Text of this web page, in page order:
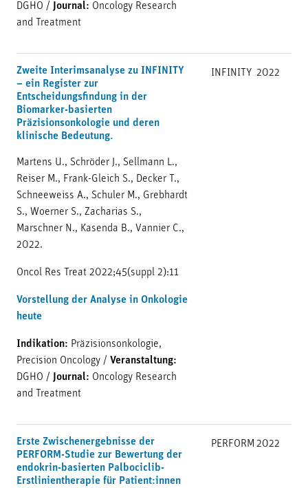
DGHO / Journal: Oncology Research
and Treatment
Zweite Interimsanalyse zu INFINITY
– ein Register zur
Entscheidungsfindung in der
Biomarker-basierten
Präzisionsonkologie und deren
klinische Bedeutung.
Martens U., Schröder J., Sellmann L.,
Reiser M., Frank-Gleich S., Decker T.,
Schneeweiss A., Schuler M., Grebhardt
S., Woerner S., Zacharias S.,
Marschner N., Kasenda B., Vannier C.,
2022.
Oncol Res Treat 2022;45(suppl 2):11
Vorstellung der Analyse in Onkologie
heute
Indikation: Präzisionsonkologie,
Precision Oncology / Veranstaltung:
DGHO / Journal: Oncology Research
and Treatment
INFINITY 2022
Erste Zwischenergebnisse der
PERFORM-Studie zur Bewertung der
endokrin-basierten Palbociclib-
Erstlinientherapie für Patient:innen
PERFORM 2022